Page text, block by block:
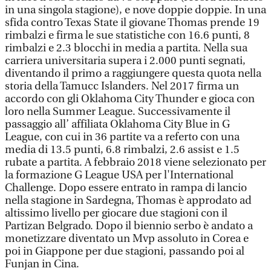
in una singola stagione), e nove doppie doppie. In una
sfida contro Texas State il giovane Thomas prende 19
rimbalzi e firma le sue statistiche con 16.6 punti, 8
rimbalzi e 2.3 blocchi in media a partita. Nella sua
carriera universitaria supera i 2.000 punti segnati,
diventando il primo a raggiungere questa quota nella
storia della Tamucc Islanders. Nel 2017 firma un
accordo con gli Oklahoma City Thunder e gioca con
loro nella Summer League. Successivamente il
passaggio all’ affiliata Oklahoma City Blue in G
League, con cui in 36 partite va a referto con una
media di 13.5 punti, 6.8 rimbalzi, 2.6 assist e 1.5
rubate a partita. A febbraio 2018 viene selezionato per
la formazione G League USA per l'International
Challenge. Dopo essere entrato in rampa di lancio
nella stagione in Sardegna, Thomas è approdato ad
altissimo livello per giocare due stagioni con il
Partizan Belgrado. Dopo il biennio serbo è andato a
monetizzare diventato un Mvp assoluto in Corea e
poi in Giappone per due stagioni, passando poi al
Funjan in Cina.